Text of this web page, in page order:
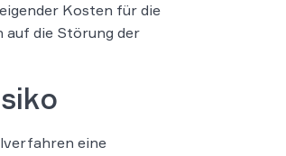
Kosten für die
auf die Störung der
eine